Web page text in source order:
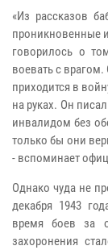
«Из рассказов
проникновенные
говорилось о
воевать с
приходится в
на руках. Он
инвалидом без
только бы они
- вспоминает
Однако чуда не
декабря 1943
время боев за
захоронения